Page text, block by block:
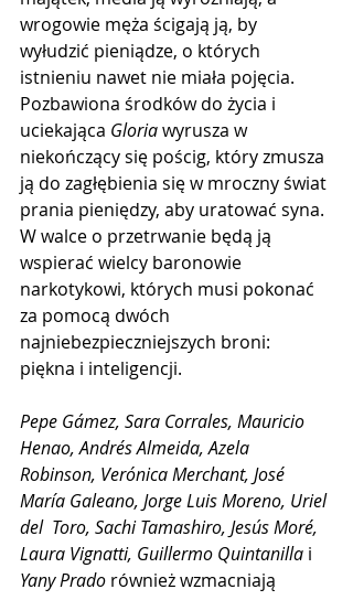
wrogowie męża ścigają ją, by
wyłudzić pieniądze, o których
istnieniu nawet nie miała pojęcia.
Pozbawiona środków do życia i
uciekająca Gloria wyrusza w
niekończący się pościg, który zmusza
ją do zagłębienia się w mroczny świat
prania pieniędzy, aby uratować syna.
W walce o przetrwanie będą ją
wspierać wielcy baronowie
narkotykowi, których musi pokonać
za pomocą dwóch
najniebezpieczniejszych broni:
piękna i inteligencji.
Pepe Gámez, Sara Corrales, Mauricio
Henao, Andrés Almeida, Azela
Robinson, Verónica Merchant, José
María Galeano, Jorge Luis Moreno, Uriel
del  Toro, Sachi Tamashiro, Jesús Moré,
Laura Vignatti, Guillermo Quintanilla i
Yany Prado również wzmacniają